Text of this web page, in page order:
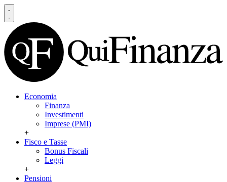
Economia
Finanza
Investimenti
Imprese (PMI)
+
Fisco e Tasse
Bonus Fiscali
Leggi
+
Pensioni